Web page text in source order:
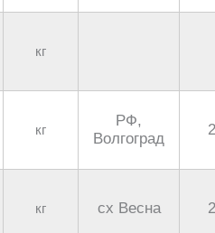
кг
кг
РФ,
Волгоград
кг сх Весна